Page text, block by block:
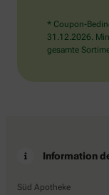
* Coupon-
31.12.2026.
gesamte
Information
Süd Apotheke